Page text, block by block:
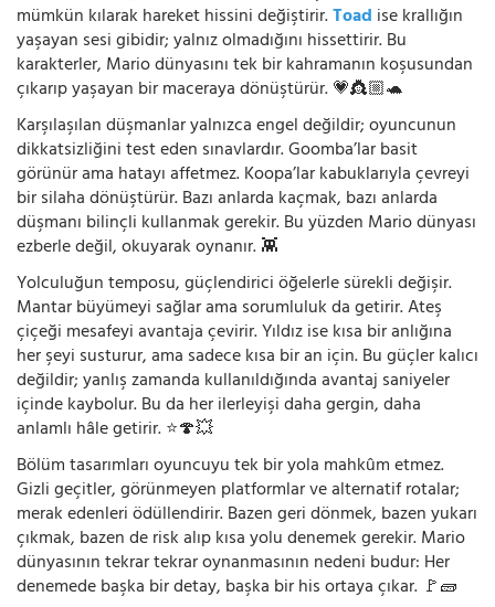
mümkün kılarak hareket hissini değiştirir.Toad ise krallığın
yaşayan sesi gibidir; yalnız olmadığını hissettirir. Bu
karakterler, Mario dünyasını tek bir kahramanın koşusundan
çıkarıp yaşayan bir maceraya dönüştürür. 💗👸🏼🐢
Karşılaşılan düşmanlar yalnızca engel değildir; oyuncunun
dikkatsizliğini test eden sınavlardır. Goomba’lar basit
görünür ama hatayı affetmez. Koopa’lar kabuklarıyla çevreyi
bir silaha dönüştürür. Bazı anlarda kaçmak, bazı anlarda
düşmanı bilinçli kullanmak gerekir. Bu yüzden Mario dünyası
ezberle değil, okuyarak oynanır. 👾
Yolculuğun temposu, güçlendirici öğelerle sürekli değişir.
Mantar büyümeyi sağlar ama sorumluluk da getirir. Ateş
çiçeği mesafeyi avantaja çevirir. Yıldız ise kısa bir anlığına
her şeyi susturur, ama sadece kısa bir an için. Bu güçler kalıcı
değildir; yanlış zamanda kullanıldığında avantaj saniyeler
içinde kaybolur. Bu da her ilerleyişi daha gergin, daha
anlamlı hâle getirir. ⭐🍄💥
Bölüm tasarımları oyuncuyu tek bir yola mahkûm etmez.
Gizli geçitler, görünmeyen platformlar ve alternatif rotalar;
merak edenleri ödüllendirir. Bazen geri dönmek, bazen yukarı
çıkmak, bazen de risk alıp kısa yolu denemek gerekir. Mario
dünyasının tekrar tekrar oynanmasının nedeni budur: Her
denemede başka bir detay, başka bir his ortaya çıkar. 🚩🧱